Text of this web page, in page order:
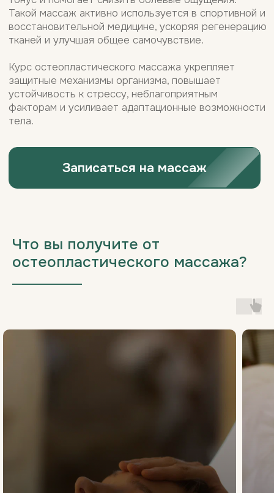
Что вы получите от
остеопластического массажа?